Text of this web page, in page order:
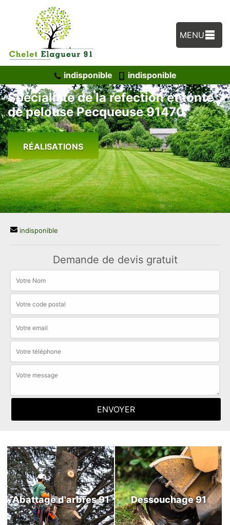
MENU
indisponible indisponible
Spécialiste de la refection et tonte
de pelouse Pecqueuse 91470
RÉALISATIONS
indisponible
Demande de devis gratuit
Abattage d'arbres 91 Dessouchage 91